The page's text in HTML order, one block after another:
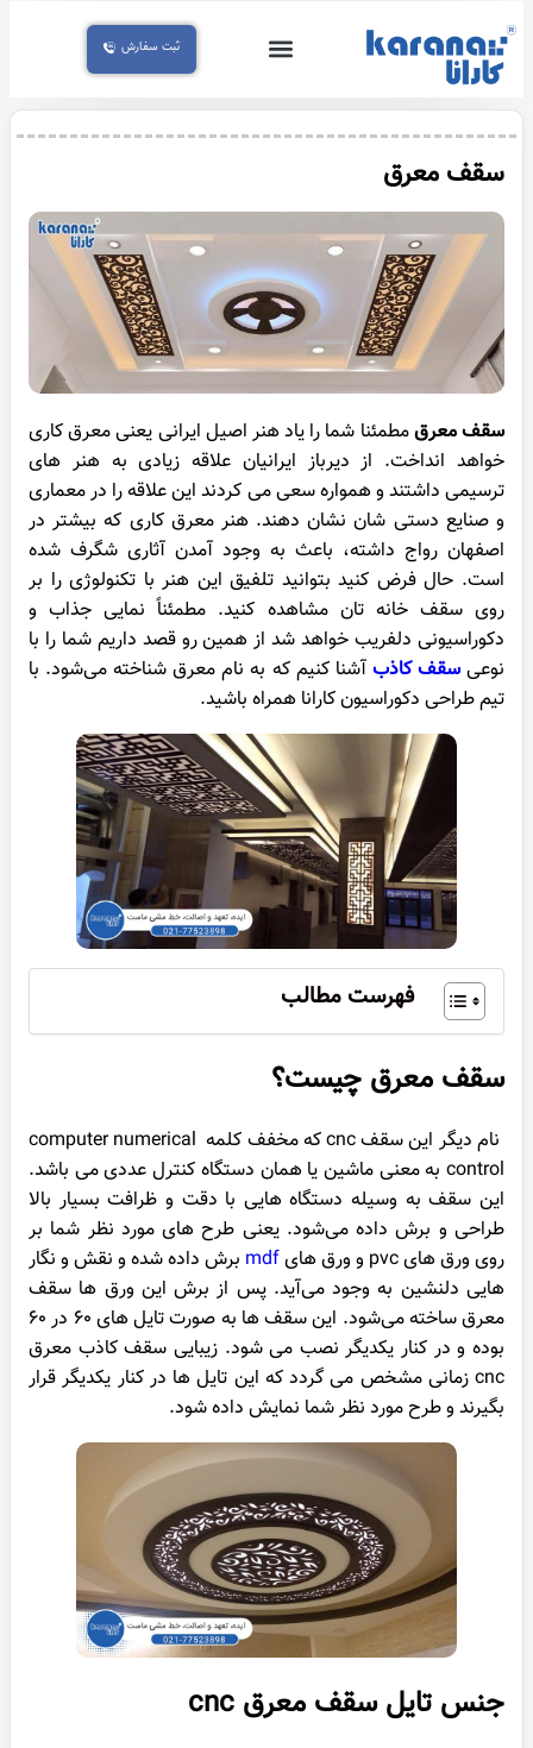
ثبت سفارش
سقف معرق
سقف معرقمطمئنا شما را یاد هنر اصیل ایرانی یعنی معرق کاری
خواهد انداخت. از دیرباز ایرانیان علاقه زیادی به هنر های
ترسیمی داشتند و همواره سعی می کردند این علاقه را در معماری
و صنایع دستی شان نشان دهند. هنر معرق کاری که بیشتر در
اصفهان رواج داشته، باعث به وجود آمدن آثاری شگرف شده
است. حال فرض کنید بتوانید تلفیق این هنر با تکنولوژی را بر
روی سقف خانه تان مشاهده کنید. مطمئناً نمایی جذاب و
دکوراسیونی دلفریب خواهد شد از همین رو قصد داریم شما را با
نوعیسقف کاذب آشنا کنیم که به نام معرق شناخته می‌شود. با
تیم طراحی دکوراسیون کارانا همراه باشید.
فهرست مطالب
سقف معرق چیست؟
نام دیگر این سقف cnc که مخفف کلمه computer numerical
control به معنی ماشین یا همان دستگاه کنترل عددی می باشد.
این سقف به وسیله دستگاه هایی با دقت و ظرافت بسیار بالا
طراحی و برش داده می‌شود. یعنی طرح ‌های مورد نظر شما بر
روی ورق های pvc و ورق های
mdf برش داده شده و نقش و نگار
هایی دلنشین به وجود می‌آید. پس از برش این ورق ها سقف
معرق ساخته می‌شود. این سقف ها به صورت تایل های ۶۰ در ۶۰
بوده و در کنار یکدیگر نصب می شود. زیبایی سقف کاذب معرق
cnc زمانی مشخص می ‌گردد که این تایل ها در کنار یکدیگر قرار
بگیرند و طرح مورد نظر شما نمایش داده شود.
جنس ‌تایل سقف معرق cnc